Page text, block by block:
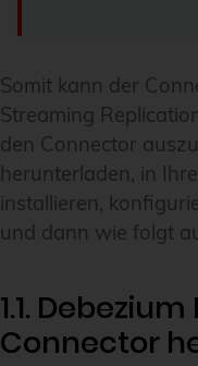
Somit kann der
Streaming
den Connector
herunterladen, in
installieren,
und dann wie folgt
1.1.
Connector